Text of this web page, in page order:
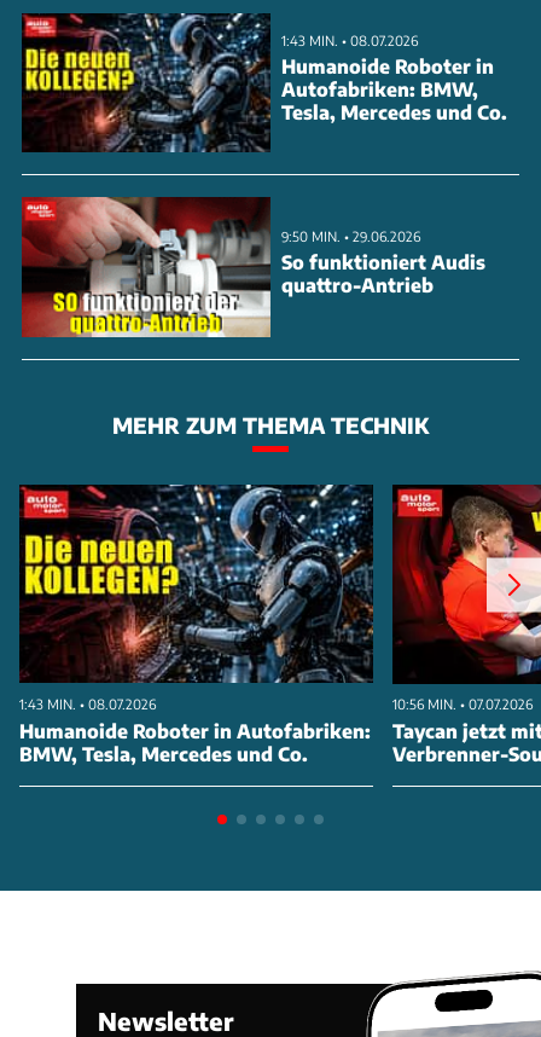
1:43 MIN. • 08.07.2026
Humanoide Roboter in
Autofabriken: BMW,
Tesla, Mercedes und Co.
9:50 MIN. • 29.06.2026
So funktioniert Audis
quattro-Antrieb
MEHR ZUM THEMA TECHNIK
1:43 MIN. • 08.07.2026
Humanoide Roboter in Autofabriken:
BMW, Tesla, Mercedes und Co.
10:56 MIN. • 07.07.2026
Taycan jetzt
Verbrenner-
Newsletter